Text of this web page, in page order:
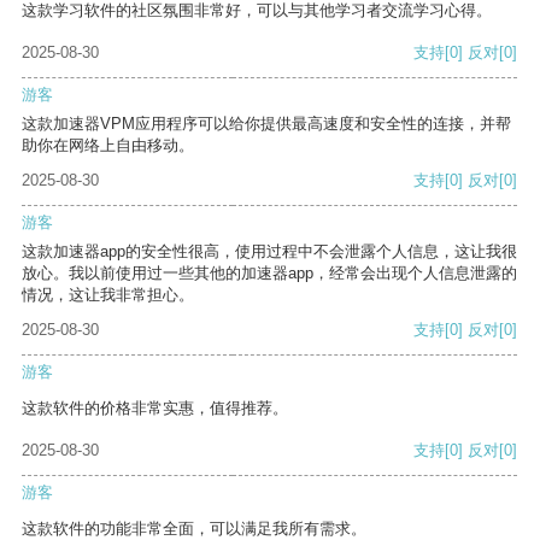
这款学习软件的社区氛围非常好，可以与其他学习者交流学习心得。
2025-08-30 支持[0] 反对[0]
游客
这款加速器VPM应用程序可以给你提供最高速度和安全性的连接，并帮
助你在网络上自由移动。
2025-08-30
支持[0] 反对[0]
游客
这款加速器app的安全性很高，使用过程中不会泄露个人信息，这让我很
放心。我以前使用过一些其他的加速器app，经常会出现个人信息泄露的
情况，这让我非常担心。
2025-08-30
支持[0] 反对[0]
游客
这款软件的价格非常实惠，值得推荐。
2025-08-30 支持[0] 反对[0]
游客
这款软件的功能非常全面，可以满足我所有需求。